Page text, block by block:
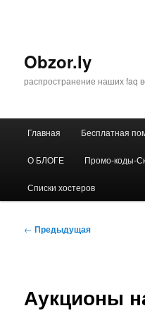
Obzor.ly
распространение наших faq
Главная Бесплатная
О БЛОГЕ Промо-коды-
Списки хостеров
Навигация
← Предыдущая
Аукционы